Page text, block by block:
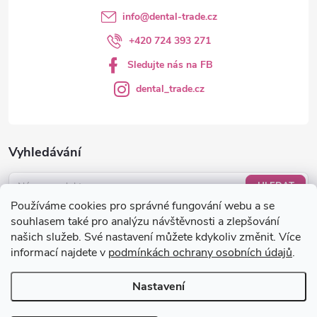
Používáme cookies pro správné fungování webu a se
souhlasem také pro analýzu návštěvnosti a zlepšování
našich služeb. Své nastavení můžete kdykoliv změnit. Více
informací najdete v podmínkách ochrany osobních údajů.
Nastavení
Vyhledávání
HLEDAT
Nákupní košík
0KS /0 KČ
info@dental-trade.cz
+420 724 393 271
Sledujte nás na FB
dental_trade.cz
Copyright 2026dental-trade.cz. Všechna práva vyhrazena.Upravit